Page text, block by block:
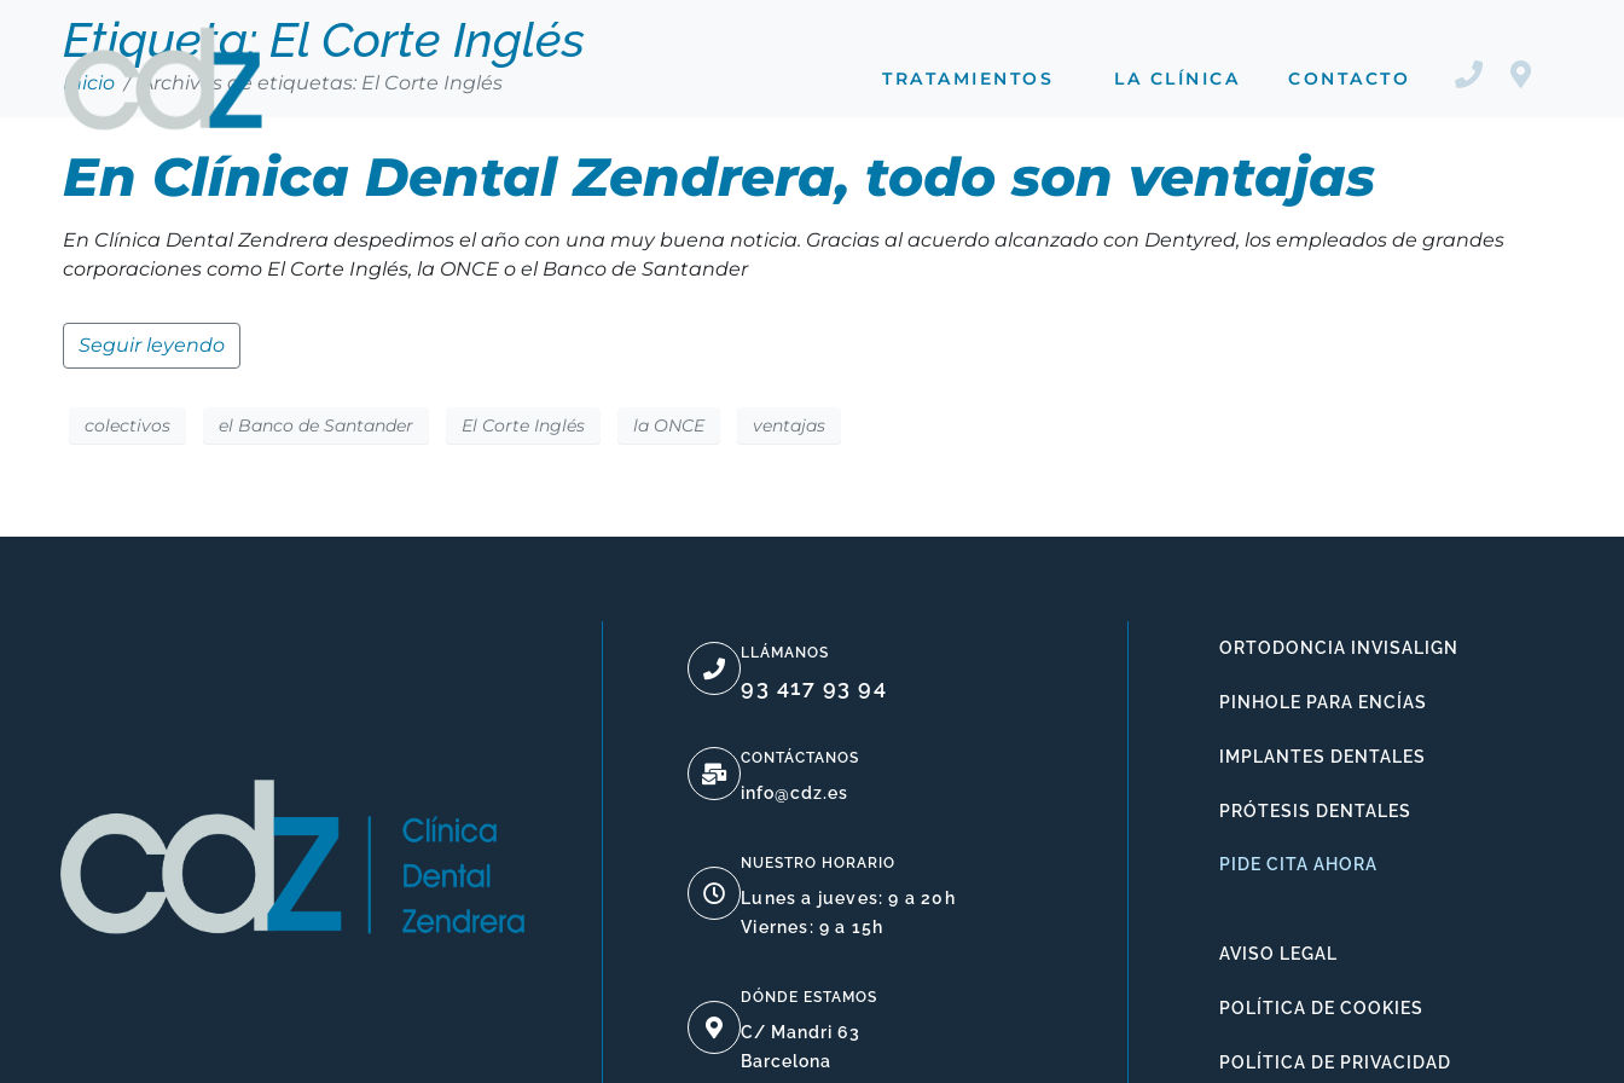
TRATAMIENTOS LA CLÍNICA CONTACTO
Etiqueta:El Corte Inglés
Inicio Archivos de etiquetas: El Corte Inglés
En Clínica Dental Zendrera, todo son ventajas
En Clínica Dental Zendrera despedimos el año con una muy buena noticia. Gracias al acuerdo alcanzado con Dentyred, los empleados de grandes
corporaciones como El Corte Inglés, la ONCE o el Banco de Santander
Seguir leyendo
colectivos el Banco de Santander El Corte Inglés la ONCE ventajas
LLÁMANOS
93 417 93 94
CONTÁCTANOS
info@cdz.es
NUESTRO HORARIO
Lunes a jueves: 9 a 20h
Viernes: 9 a 15h
DÓNDE ESTAMOS
C/ Mandri 63
Barcelona
ORTODONCIA INVISALIGN
PINHOLE PARA ENCÍAS
IMPLANTES DENTALES
PRÓTESIS DENTALES
PIDE CITA AHORA
AVISO LEGAL
POLÍTICA DE COOKIES
POLÍTICA DE PRIVACIDAD